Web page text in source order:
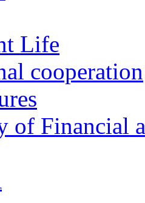
Life
cooperation
of Financial